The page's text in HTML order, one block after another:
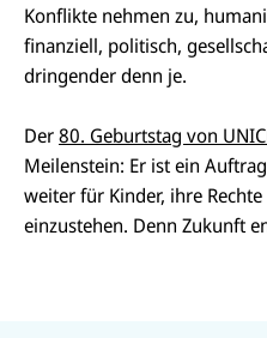
Konflikte nehmen zu,
finanziell, politisch,
dringender denn je.
Der80. Geburtstag von
Meilenstein: Er ist ein
weiter für Kinder, ihre
einzustehen. Denn Zukunft